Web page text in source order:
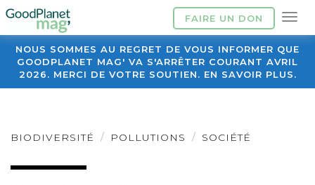
FAIRE UN DON
NOUS SOMMES AU REGRET DE VOUS INFORMER QUE
GOODPLANET MAG' VA S'ARRÊTER COURANT AVRIL
2026. MERCI DE VOTRE SOUTIEN. EN SAVOIR PLUS.
BIODIVERSITÉ POLLUTIONS SOCIÉTÉ